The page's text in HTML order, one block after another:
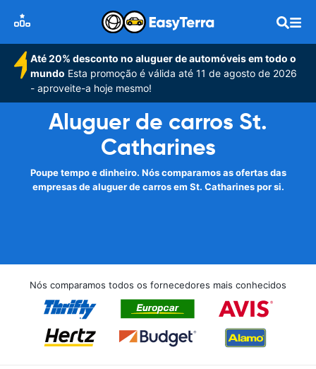
Até 20% desconto no aluguer de automóveis em todo o
mundo Esta promoção é válida até 11 de agosto de 2026
- aproveite-a hoje mesmo!
Aluguer de carros St.
Catharines
Poupe tempo e dinheiro. Nós comparamos as ofertas das
empresas de aluguer de carros em St. Catharines por si.
Nós comparamos todos os fornecedores mais conhecidos